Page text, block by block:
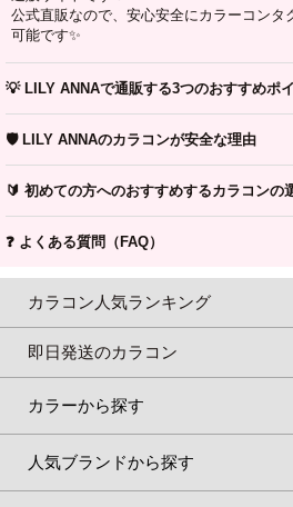
公式直販なので、安心安全にカラーコンタ
可能です✨
💡 LILY ANNAで通販する3つのおすすめポ
🛡️ LILY ANNAのカラコンが安全な理由
🔰 初めての方へのおすすめするカラコンの
❓ よくある質問（FAQ）
カラコン人気ランキング
即日発送のカラコン
カラーから探す
人気ブランドから探す